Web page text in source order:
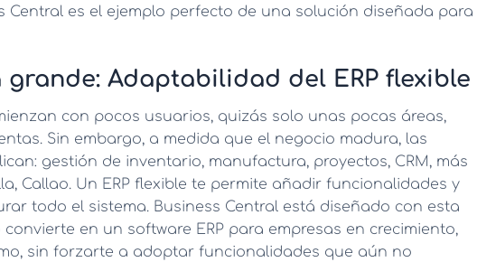
Central es el ejemplo perfecto de una solución diseñada para
grande: Adaptabilidad del ERP flexible
con pocos usuarios, quizás solo unas pocas áreas,
Sin embargo, a medida que el negocio madura, las
gestión de inventario, manufactura, proyectos, CRM, más
Callao. Un ERP flexible te permite añadir funcionalidades y
todo el sistema. Business Central está diseñado con esta
convierte en un software ERP para empresas en crecimiento,
sin forzarte a adoptar funcionalidades que aún no